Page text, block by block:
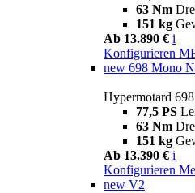
63 Nm
151 kg
Ab 13.890 € i
Konfigurieren
new 698 Mono
Hypermotard
77,5 PS
63 Nm
151 kg
Ab 13.390 € i
Konfigurieren
new V2